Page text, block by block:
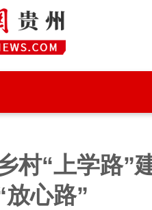
村“上学路”
放心路”